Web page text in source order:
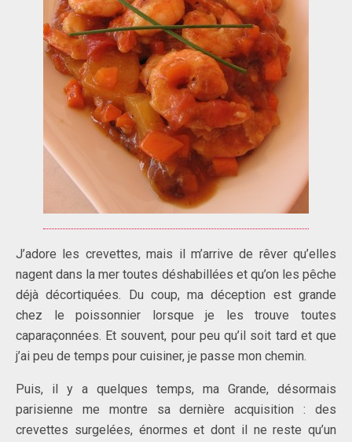
J’adore les crevettes, mais il m’arrive de rêver qu’elles
nagent dans la mer toutes déshabillées et qu’on les pêche
déjà décortiquées. Du coup, ma déception est grande
chez le poissonnier lorsque je les trouve toutes
caparaçonnées. Et souvent, pour peu qu’il soit tard et que
j’ai peu de temps pour cuisiner, je passe mon chemin.
Puis, il y a quelques temps, ma Grande, désormais
parisienne me montre sa dernière acquisition : des
crevettes surgelées, énormes et dont il ne reste qu’un